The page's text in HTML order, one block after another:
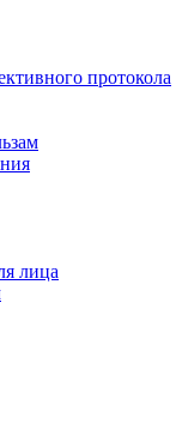
протокола
лица